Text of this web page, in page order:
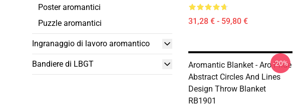
Poster aromantici
Puzzle aromantici
Ingranaggio di lavoro aromantico
Bandiere di LBGT
31,28 € - 59,80 €
Aromantic Blanket - Aro Pride
Abstract Circles And Lines
Design Throw Blanket
RB1901
-20%